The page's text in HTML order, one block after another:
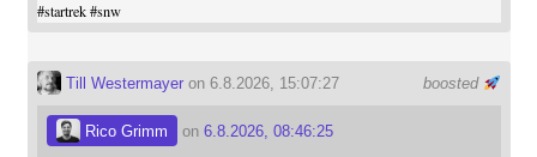
#startrek #snw
boosted
Till Westermayeron 6.8.2026, 15:07:27
Rico Grimm on 6.8.2026, 08:46:25